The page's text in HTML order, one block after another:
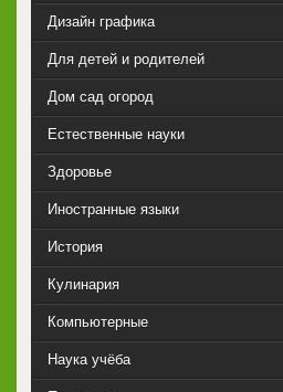
Дизайн графика
Для детей и родителей
Дом сад огород
Естественные науки
Здоровье
Иностранные языки
История
Кулинария
Компьютерные
Наука учёба